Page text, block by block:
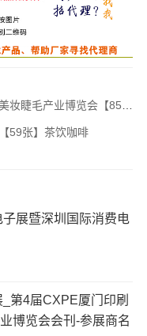
博览会【85张】发博会广发会
59张】茶饮咖啡
展暨深圳国际消费电
第4届CXPE厦门印刷
博览会会刊-参展商名